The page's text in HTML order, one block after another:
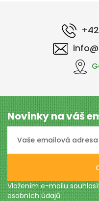
Novinky na váš
Vložením e-mailu
osobních údajů